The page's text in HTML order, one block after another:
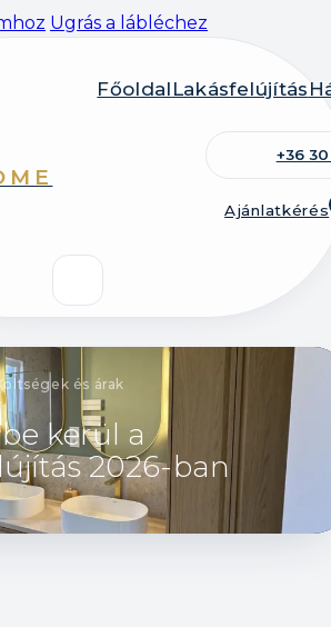
Ugrás a lábléchez
Főoldal Lakásfelújítás
+36
Ajánlatkérés
és árak
kerül a
2026-ban